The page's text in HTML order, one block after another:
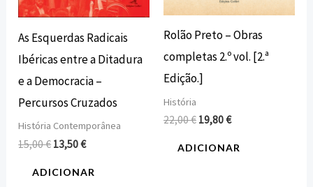
As Esquerdas Radicais
Ibéricas entre a Ditadura
e a Democracia –
Percursos Cruzados
História Contemporânea
15,00€ 13,50€
ADICIONAR
Rolão Preto – Obras
completas 2.º vol. [2.ª
Edição.]
História
22,00€ 19,80€
ADICIONAR